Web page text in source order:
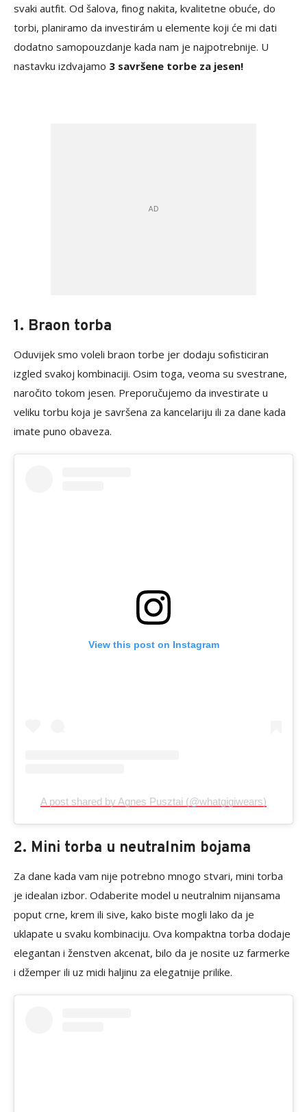
svaki autfit. Od šalova, finog nakita, kvalitetne obuće, do
torbi, planiramo da investirám u elemente koji će mi dati
dodatno samopouzdanje kada nam je najpotrebnije. U
nastavku izdvajamo 3 savršene torbe za jesen!
1. Braon torba
Oduvijek smo voleli braon torbe jer dodaju sofisticiran
izgled svakoj kombinaciji. Osim toga, veoma su svestrane,
naročito tokom jesen. Preporučujemo da investirate u
veliku torbu koja je savršena za kancelariju ili za dane kada
imate puno obaveza.
View this post on Instagram
A post shared by Agnes Pusztai (@whatgigiwears)
2. Mini torba u neutralnim bojama
Za dane kada vam nije potrebno mnogo stvari, mini torba
je idealan izbor. Odaberite model u neutralnim nijansama
poput crne, krem ili sive, kako biste mogli lako da je
uklapate u svaku kombinaciju. Ova kompaktna torba dodaje
elegantan i ženstven akcenat, bilo da je nosite uz farmerke
i džemper ili uz midi haljinu za elegatnije prilike.